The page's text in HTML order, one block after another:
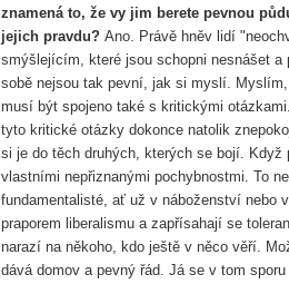
znamená to, že vy jim berete pevnou
jejich pravdu? Ano. Právě hněv lidí
smýšlejícím, které jsou schopni nesnášet
sobě nejsou tak pevní, jak si myslí.
musí být spojeno také s kritickými
tyto kritické otázky dokonce natolik
si je do těch druhých, kterých se bojí.
vlastními nepřiznanými pochybnostmi. To
fundamentalisté, ať už v náboženství nebo
praporem liberalismu a zapřísahají se
narazí na někoho, kdo ještě v něco věří.
dává domov a pevný řád. Já se v tom